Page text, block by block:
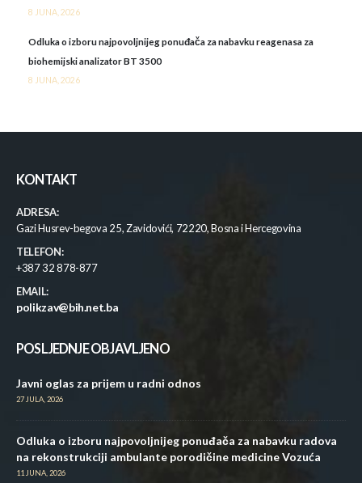
8 JUNA, 2026
Odluka o izboru najpovoljnijeg ponuđača za nabavku reagenasa za
biohemijski analizator BT 3500
8 JUNA, 2026
KONTAKT
ADRESA:
Gazi Husrev-begova 25, Zavidovići, 72220, Bosna i Hercegovina
TELEFON:
+387 32 878-877
EMAIL:
polikzav@bih.net.ba
POSLJEDNJE OBJAVLJENO
Javni oglas za prijem u radni odnos
27 JULA, 2026
Odluka o izboru najpovoljnijeg ponuđača za nabavku radova
na rekonstrukciji ambulante porodičine medicine Vozuća
11 JUNA, 2026